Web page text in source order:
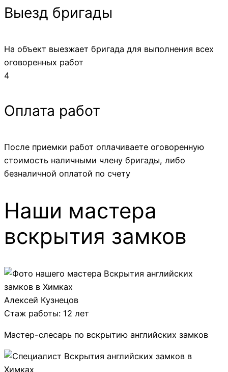
Выезд бригады
На объект выезжает бригада для выполнения всех
оговоренных работ
4
Оплата работ
После приемки работ оплачиваете оговоренную
стоимость наличными члену бригады, либо
безналичной оплатой по счету
Наши мастера
вскрытия замков
Алексей Кузнецов
Стаж работы: 12 лет
Мастер-слесарь по вскрытию английских замков